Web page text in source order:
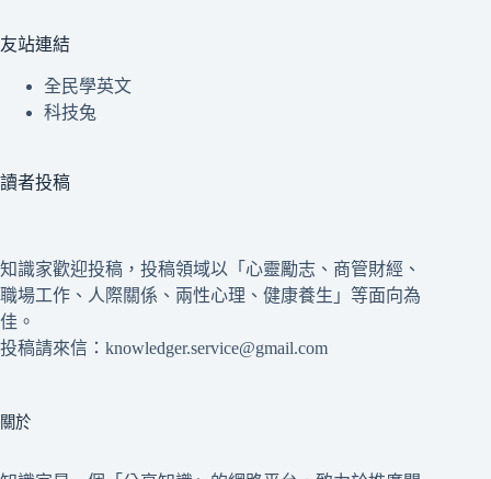
友站連結
全民學英文
科技兔
讀者投稿
知識家歡迎投稿，投稿領域以「心靈勵志、商管財經、
職場工作、人際關係、兩性心理、健康養生」等面向為
佳。
投稿請來信：knowledger.service@gmail.com
關於